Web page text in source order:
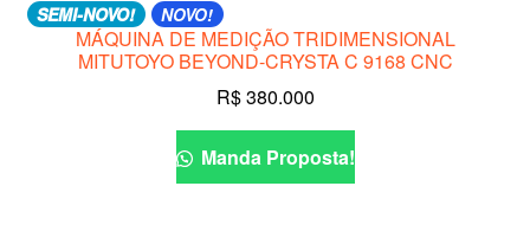
SEMI-NOVO! NOVO!
MÁQUINA DE MEDIÇÃO TRIDIMENSIONAL
MITUTOYO BEYOND-CRYSTA C 9168 CNC
R$380.000
Manda Proposta!